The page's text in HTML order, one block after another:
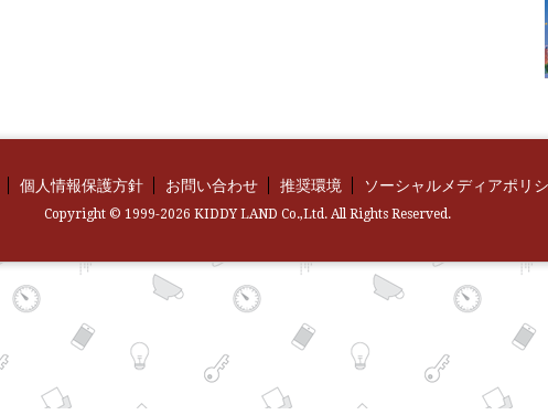
個人情報保護方針 お問い合わせ 推奨環境 ソーシャルメディアポリ
Copyright © 1999-2026 KIDDY LAND Co.,Ltd. All Rights Reserved.